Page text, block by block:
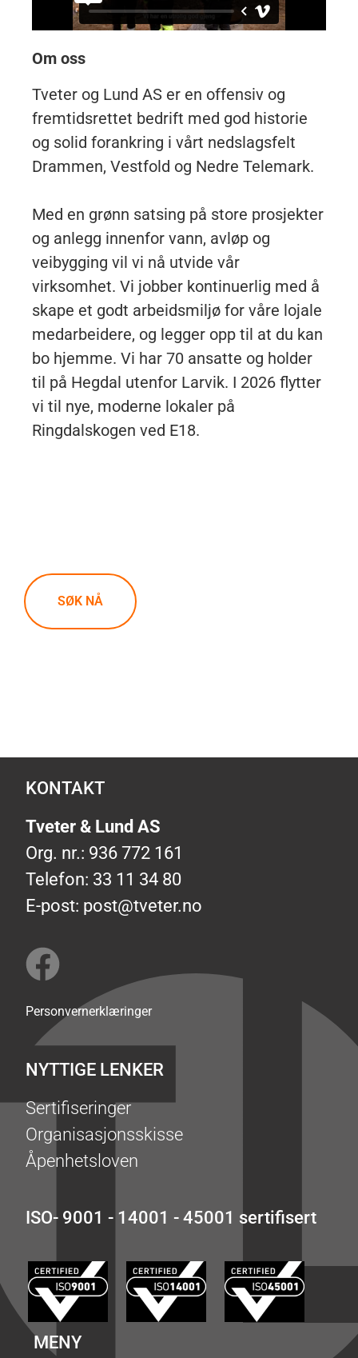
Om oss
Tveter og Lund AS er en offensiv og
fremtidsrettet bedrift med god historie
og solid forankring i vårt nedslagsfelt
Drammen, Vestfold og Nedre Telemark.
Med en grønn satsing på store prosjekter
og anlegg innenfor vann, avløp og
veibygging vil vi nå utvide vår
virksomhet. Vi jobber kontinuerlig med å
skape et godt arbeidsmiljø for våre lojale
medarbeidere, og legger opp til at du kan
bo hjemme. Vi har 70 ansatte og holder
til på Hegdal utenfor Larvik. I 2026 flytter
vi til nye, moderne lokaler på
Ringdalskogen ved E18.
SØK NÅ
KONTAKT
Tveter & Lund AS
Org. nr.: 936 772 161
Telefon: 33 11 34 80
E-post: post@tveter.no
Personvernerklæringer
NYTTIGE LENKER
Sertifiseringer
Organisasjonsskisse
Åpenhetsloven
ISO- 9001 - 14001 - 45001 sertifisert
MENY